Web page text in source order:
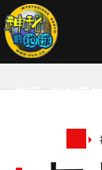
首页 科技新知